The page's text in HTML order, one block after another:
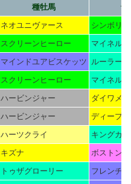
種牡馬
母
ネオユニヴァース
シンボリ
スクリーンヒーロー
マイネル
マインドユアビスケッツ ルーラー
スクリーンヒーロー
マイネル
ハービンジャー
ダイワメ
ハービンジャー
ディープ
ハーツクライ
キングカ
キズナ
ボストン
トゥザグローリー
フレンチ